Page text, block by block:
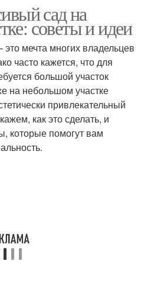
сад на
советы и идеи
мечта многих владельцев
часто кажется, что для
большой участок
на небольшом участке
привлекательный
как это сделать, и
которые помогут вам